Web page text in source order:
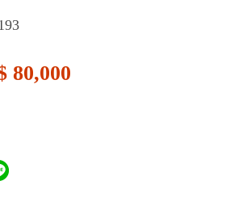
80,000